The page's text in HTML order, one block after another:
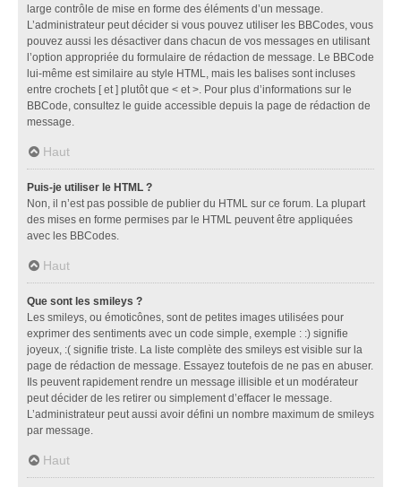
large contrôle de mise en forme des éléments d’un message.
L’administrateur peut décider si vous pouvez utiliser les BBCodes, vous
pouvez aussi les désactiver dans chacun de vos messages en utilisant
l’option appropriée du formulaire de rédaction de message. Le BBCode
lui-même est similaire au style HTML, mais les balises sont incluses
entre crochets [ et ] plutôt que < et >. Pour plus d’informations sur le
BBCode, consultez le guide accessible depuis la page de rédaction de
message.
Haut
Puis-je utiliser le HTML ?
Non, il n’est pas possible de publier du HTML sur ce forum. La plupart
des mises en forme permises par le HTML peuvent être appliquées
avec les BBCodes.
Haut
Que sont les smileys ?
Les smileys, ou émoticônes, sont de petites images utilisées pour
exprimer des sentiments avec un code simple, exemple : :) signifie
joyeux, :( signifie triste. La liste complète des smileys est visible sur la
page de rédaction de message. Essayez toutefois de ne pas en abuser.
Ils peuvent rapidement rendre un message illisible et un modérateur
peut décider de les retirer ou simplement d’effacer le message.
L’administrateur peut aussi avoir défini un nombre maximum de smileys
par message.
Haut